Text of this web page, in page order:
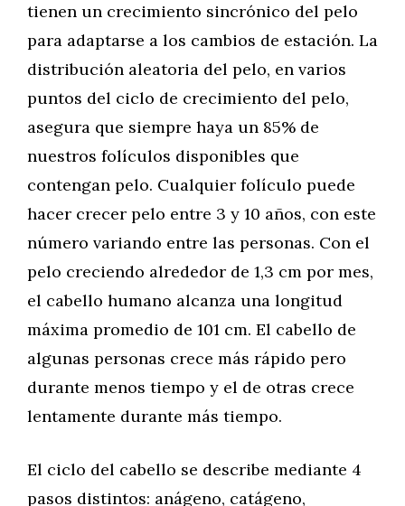
tienen un crecimiento sincrónico del pelo
para adaptarse a los cambios de estación. La
distribución aleatoria del pelo, en varios
puntos del ciclo de crecimiento del pelo,
asegura que siempre haya un 85% de
nuestros folículos disponibles que
contengan pelo. Cualquier folículo puede
hacer crecer pelo entre 3 y 10 años, con este
número variando entre las personas. Con el
pelo creciendo alrededor de 1,3 cm por mes,
el cabello humano alcanza una longitud
máxima promedio de 101 cm. El cabello de
algunas personas crece más rápido pero
durante menos tiempo y el de otras crece
lentamente durante más tiempo.
El ciclo del cabello se describe mediante 4
pasos distintos: anágeno, catágeno,